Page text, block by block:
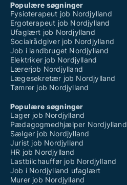
Populære søgninger
Fysioterapeut job Nordjylland
Ergoterapeut job Nordjylland
Ufaglært job Nordjylland
Socialrådgiver job Nordjylland
Job i landbruget Nordjylland
Elektriker job Nordjylland
Lærerjob Nordjylland
Lægesekretær job Nordjylland
Tømrer job Nordjylland
Populære søgninger
Lager job Nordjylland
Pædagogmedhjælper Nordjylland
Sælger job Nordjylland
Jurist job Nordjylland
HR job Nordjylland
Lastbilchauffør job Nordjylland
Job i Nordjylland ufaglært
Murer job Nordjylland